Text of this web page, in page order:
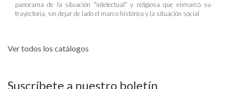
panorama de la situación "intelectual" y religiosa que enmarcó su
trayectoria, sin dejar de lado el marco histórico y la situación social
Ver todos los catálogos
Suscríbete a nuestro boletín